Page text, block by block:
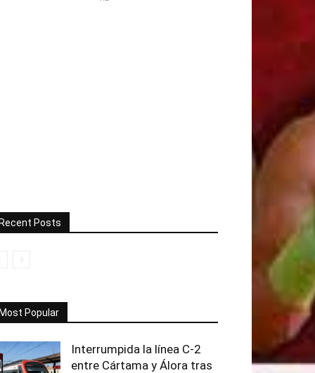
Posts
Popular
Interrumpida la línea C-2
entre Cártama y Álora tras